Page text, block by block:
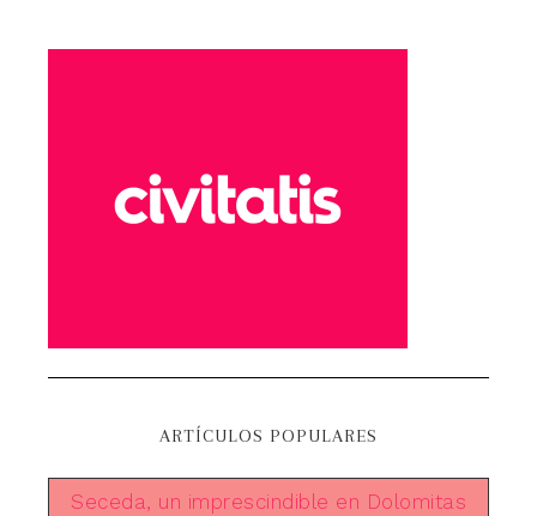
ARTÍCULOS POPULARES
Seceda, un imprescindible en Dolomitas